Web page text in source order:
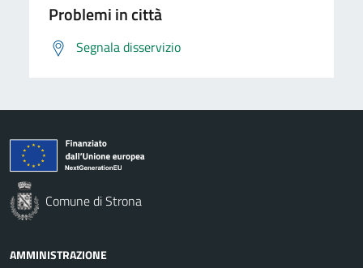
Problemi in città
Segnala disservizio
Comune di Strona
AMMINISTRAZIONE